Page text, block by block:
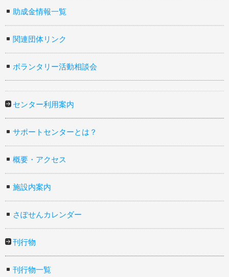
助成金情報一覧
関連団体リンク
ボランタリー活動相談会
センター利用案内
サポートセンターとは？
概要・アクセス
施設内案内
さぽせんカレンダー
刊行物
刊行物一覧